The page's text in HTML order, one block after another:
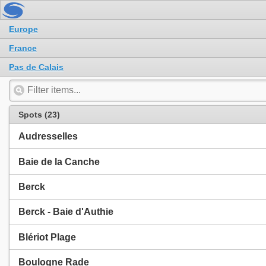
Europe
France
Pas de Calais
Spots (23)
Audresselles
Baie de la Canche
Berck
Berck - Baie d'Authie
Blériot Plage
Boulogne Rade